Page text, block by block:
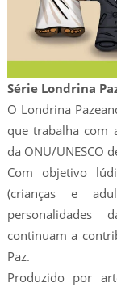
Série Londrina
O Londrina
que trabalha com
da ONU/UNESCO
Com objetivo
(crianças e
personalidades
continuam a
Paz.
Produzido por